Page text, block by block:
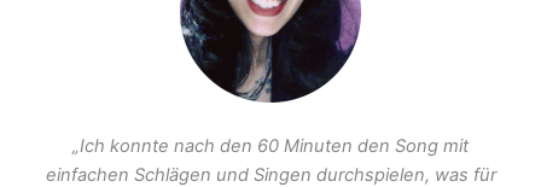
„Ich konnte nach den 60 Minuten den Song mit
einfachen Schlägen und Singen durchspielen, was für